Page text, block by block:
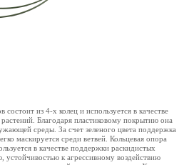
состоит из 4-х колец и используется в качестве
Благодаря пластиковому покрытию она
среды. За счет зеленого цвета поддержка
маскируется среди ветвей. Кольцевая опора
в качестве поддержки раскидистых
устойчивостью к агрессивному воздействию